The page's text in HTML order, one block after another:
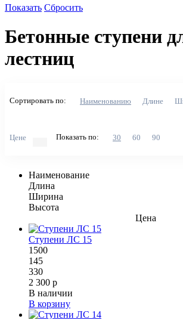
Показать Сбросить
Бетонные ступени
лестниц
Сортировать по: Наименованию Длине
Цене Показать по: 30 60 90
Наименование
Длина
Ширина
Высота
Цена
Ступени ЛС 15
1500
145
330
2 300 р
В наличии
В корзину